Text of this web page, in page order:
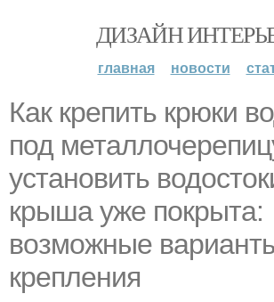
ДИЗАЙН
главная новости
Как крепить крюки
под
установить
крыша уже покрыта:
возможные
крепления